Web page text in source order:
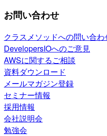
お問い合わせ
クラスメソッドへの問い合わ
DevelopersIOへのご意見
AWSに関するご相談
資料ダウンロード
メールマガジン登録
セミナー情報
採用情報
会社説明会
勉強会